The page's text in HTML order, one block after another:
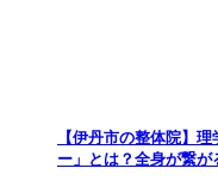
【伊丹市の整体院】
ー」とは？全身が繋が